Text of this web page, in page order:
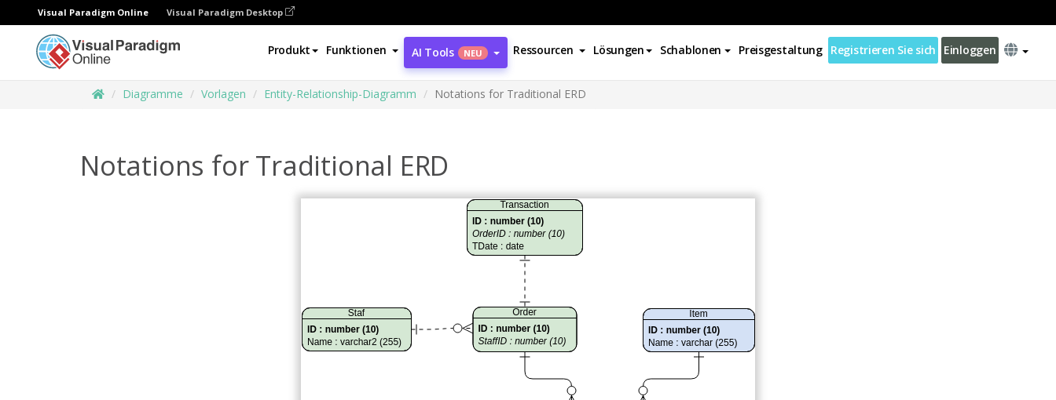
Visual Paradigm Online Visual Paradigm Desktop
Produkt Funktionen AI Tools NEU Ressourcen Lösungen Schablonen Preisgestaltung Registrieren Sie sich Einloggen
Diagramme Vorlagen Entity-Relationship-Diagramm Notations for Traditional ERD
Notations for Traditional ERD